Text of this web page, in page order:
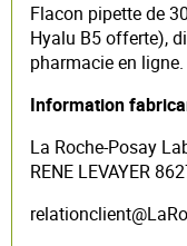
Flacon pipette de
Hyalu B5 offerte),
pharmacie en ligne.
Information
La Roche-Posay
RENE LEVAYER